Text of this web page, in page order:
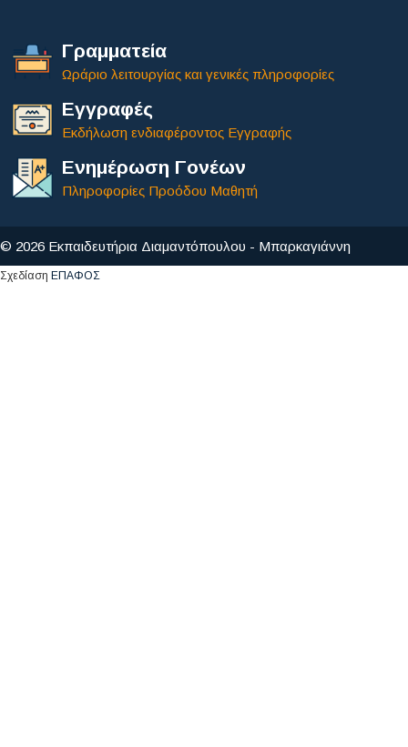
Γραμματεία
Ωράριο λειτουργίας και γενικές πληροφορίες
Εγγραφές
Εκδήλωση ενδιαφέροντος Εγγραφής
Ενημέρωση Γονέων
Πληροφορίες Προόδου Μαθητή
© 2026 Εκπαιδευτήρια Διαμαντόπουλου - Μπαρκαγιάννη
Σχεδίαση ΕΠΑΦΟΣ